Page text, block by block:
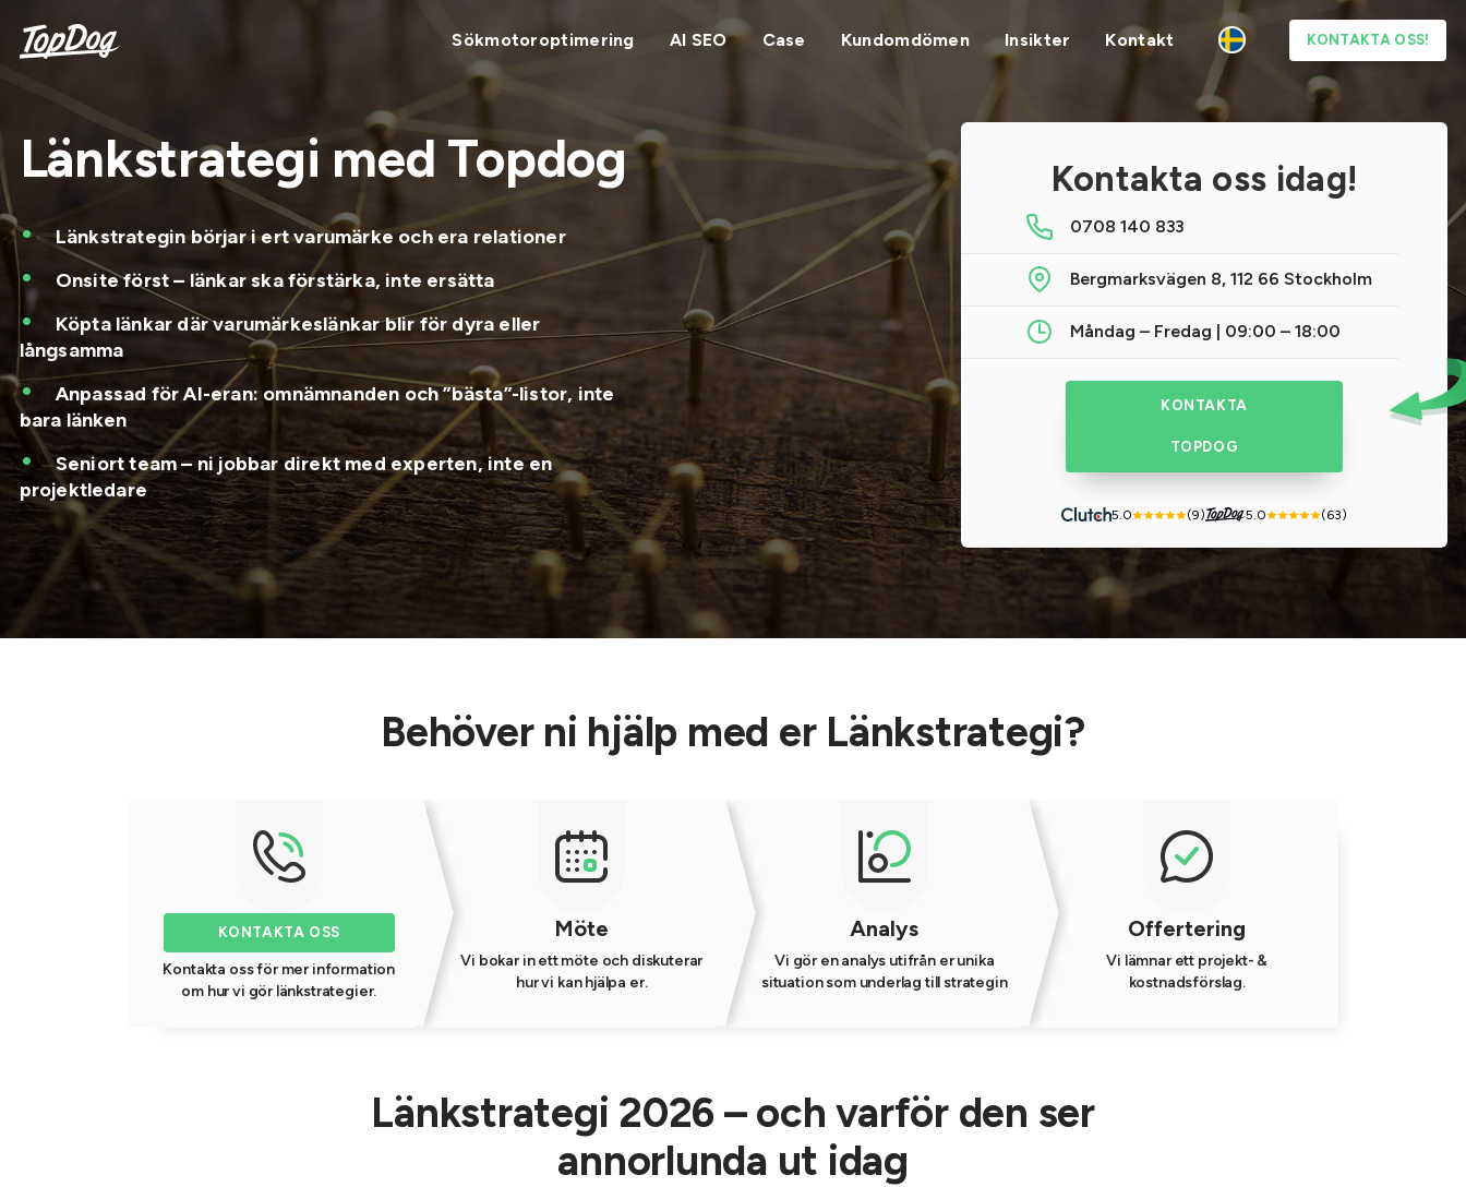
Sökmotoroptimering AI SEO Case Kundomdömen Insikter Kontakt KONTAKTA OSS!
Länkstrategi med Topdog
Länkstrategin börjar i ert varumärke och era relationer
Onsite först – länkar ska förstärka, inte ersätta
Köpta länkar där varumärkeslänkar blir för dyra eller
långsamma
Anpassad för AI-eran: omnämnanden och ”bästa”-listor, inte
bara länken
Seniort team – ni jobbar direkt med experten, inte en
projektledare
Kontakta oss idag!
0708 140 833
Bergmarksvägen 8, 112 66 Stockholm
Måndag – Fredag | 09:00 – 18:00
KONTAKTA
TOPDOG
5.0 (9) 5.0 (63)
Behöver ni hjälp med er Länkstrategi?
KONTAKTA OSS
Kontakta oss för mer information
om hur vi gör länkstrategier.
Möte
Vi bokar in ett möte och diskuterar
hur vi kan hjälpa er.
Analys
Vi gör en analys utifrån er unika
situation som underlag till strategin
Offertering
Vi lämnar ett projekt- &
kostnadsförslag.
Länkstrategi 2026 – och varför den ser
annorlunda ut idag